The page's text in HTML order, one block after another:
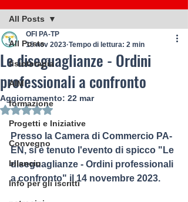
All Posts
fisioterapia
AIM
formazione
Progetti e Iniziative
Convegno
bilancio
Info per gli iscritti
All Posts
Le diseguaglianze - Ordini
professionali a confronto
OFI PA-TP
15 nov 2023 Tempo di lettura: 2 min
Aggiornamento: 22 mar
Valutazione NaN stelle su 5.
Presso la Camera di Commercio PA-
EN, si è tenuto l'evento di spicco "Le
diseguaglianze - Ordini professionali
a confronto" il 14 novembre 2023.